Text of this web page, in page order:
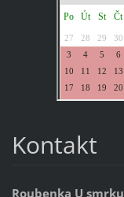
Kontakt
Roubenka U smrku